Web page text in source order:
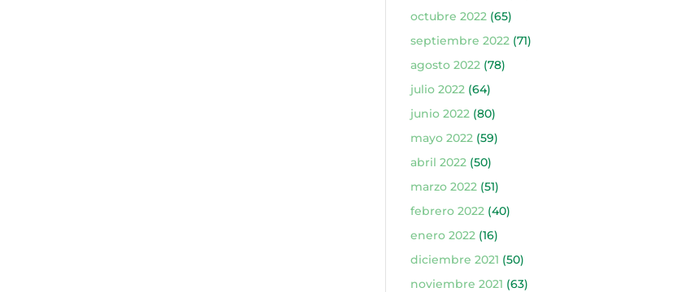
octubre 2022(65)
septiembre 2022(71)
agosto 2022(78)
julio 2022(64)
junio 2022(80)
mayo 2022(59)
abril 2022(50)
marzo 2022(51)
febrero 2022(40)
enero 2022(16)
diciembre 2021 (50)
noviembre 2021 (63)